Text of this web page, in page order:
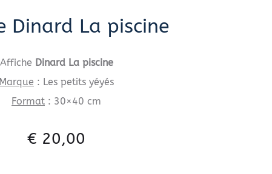
Dinard La piscine
Affiche Dinard La piscine
Marque : Les petits yéyés
Format : 30×40 cm
€ 20,00